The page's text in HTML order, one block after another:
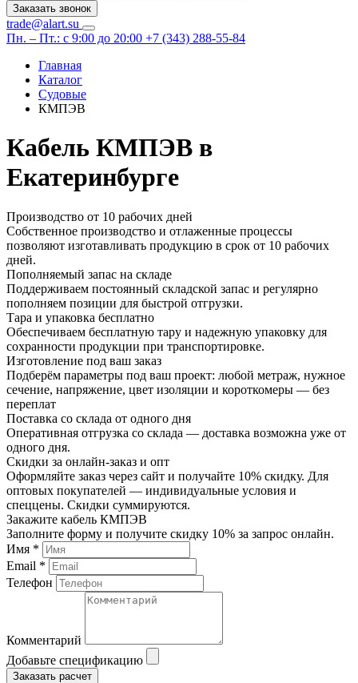
Заказать звонок
trade@alart.su
Пн. – Пт.: с 9:00 до 20:00 +7 (343) 288-55-84
Главная
Каталог
Судовые
КМПЭВ
Кабель КМПЭВ в
Екатеринбурге
Производство от 10 рабочих дней
Собственное производство и отлаженные процессы
позволяют изготавливать продукцию в срок от 10 рабочих
дней.
Пополняемый запас на складе
Поддерживаем постоянный складской запас и регулярно
пополняем позиции для быстрой отгрузки.
Тара и упаковка бесплатно
Обеспечиваем бесплатную тару и надежную упаковку для
сохранности продукции при транспортировке.
Изготовление под ваш заказ
Подберём параметры под ваш проект: любой метраж, нужное
сечение, напряжение, цвет изоляции и короткомеры — без
переплат
Поставка со склада от одного дня
Оперативная отгрузка со склада — доставка возможна уже от
одного дня.
Скидки за онлайн-заказ и опт
Оформляйте заказ через сайт и получайте 10% скидку. Для
оптовых покупателей — индивидуальные условия и
спеццены. Скидки суммируются.
Закажите кабель КМПЭВ
Заполните форму и получите скидку 10% за запрос онлайн.
Имя *
Email *
Телефон
Комментарий
Добавьте спецификацию
Заказать расчет